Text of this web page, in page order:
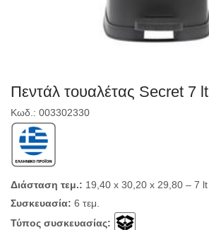
Πεντάλ τουαλέτας Secret 7 lt
Κωδ.: 003302330
Διάσταση τεμ.: 19,40 x 30,20 x 29,80 – 7 lt
Συσκευασία: 6 τεμ.
Τύπος συσκευασίας: